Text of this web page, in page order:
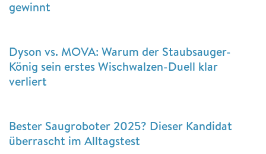
gewinnt
Dyson vs. MOVA: Warum der Staubsauger-
König sein erstes Wischwalzen-Duell klar
verliert
Bester Saugroboter 2025? Dieser Kandidat
überrascht im Alltagstest